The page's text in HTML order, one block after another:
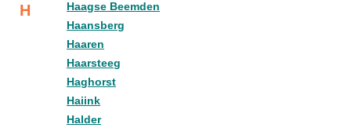
H
Haagse Beemden
Haansberg
Haaren
Haarsteeg
Haghorst
Haiink
Halder